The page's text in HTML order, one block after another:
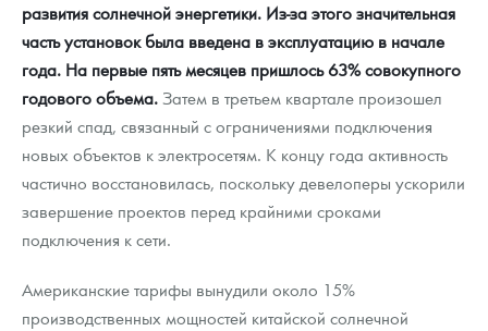
развития солнечной энергетики. Из-за этого значительная
часть установок была введена в эксплуатацию в начале
года. На первые пять месяцев пришлось 63% совокупного
годового объема.Затем в третьем квартале произошел
резкий спад, связанный с ограничениями подключения
новых объектов к электросетям. К концу года активность
частично восстановилась, поскольку девелоперы ускорили
завершение проектов перед крайними сроками
подключения к сети.
Американские тарифы вынудили около 15%
производственных мощностей китайской солнечной